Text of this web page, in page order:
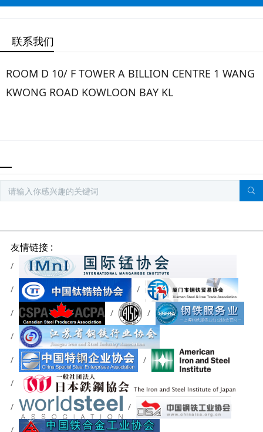
联系我们
ROOM D 10/ F TOWER A BILLION CENTRE 1 WANG
KWONG ROAD KOWLOON BAY KL
友情链接 :